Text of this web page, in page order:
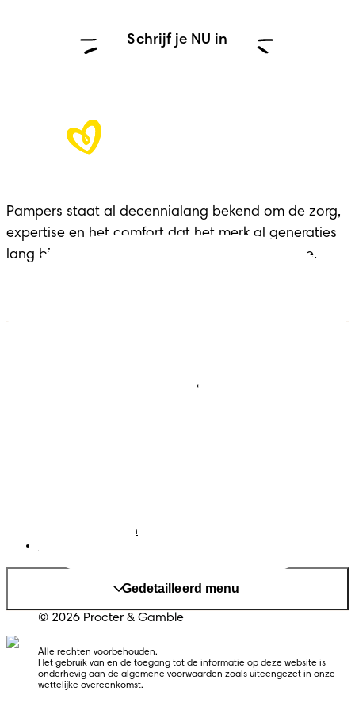
Schrijf je NU in
Pampers staat al decennialang bekend om de zorg,
expertise en het comfort dat het merk al generaties
lang biedt aan gezinnen in elke belangrijke fase.
Land/regio wijzigen
Gedetailleerd menu
© 2026 Procter & Gamble
Alle rechten voorbehouden.
Het gebruik van en de toegang tot de informatie op deze website is
onderhevig aan de algemene voorwaarden zoals uiteengezet in onze
wettelijke overeenkomst.